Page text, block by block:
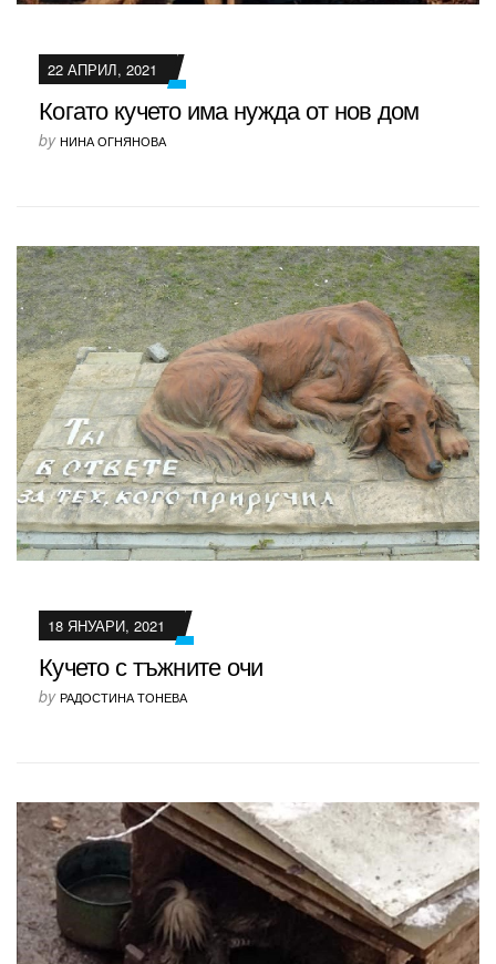
22 АПРИЛ, 2021
Когато кучето има нужда от нов дом
by НИНА ОГНЯНОВА
18 ЯНУАРИ, 2021
Кучето с тъжните очи
by РАДОСТИНА ТОНЕВА